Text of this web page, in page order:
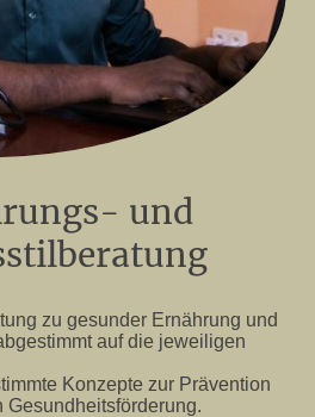
und
zu gesunder Ernährung und
auf die jeweiligen
Konzepte zur Prävention
Gesundheitsförderung.